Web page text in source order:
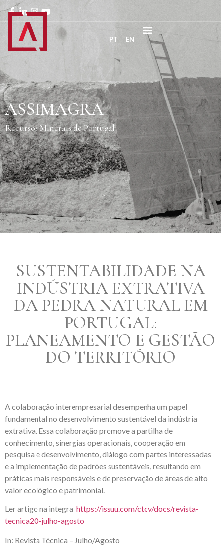
PT EN
ASSIMAGRA
Recursos Minerais de Portugal
SUSTENTABILIDADE NA
INDÚSTRIA EXTRATIVA
DA PEDRA NATURAL EM
PORTUGAL:
PLANEAMENTO E GESTÃO
DO TERRITÓRIO
A colaboração interempresarial desempenha um papel
fundamental no desenvolvimento sustentável da indústria
extrativa. Essa colaboração promove a partilha de
conhecimento, sinergias operacionais, cooperação em
pesquisa e desenvolvimento, diálogo com partes interessadas
e a implementação de padrões sustentáveis, resultando em
práticas mais responsáveis e de preservação de áreas de alto
valor ecológico e patrimonial.
Ler artigo na integra: https://issuu.com/ctcv/docs/revista-
tecnica20-julho-agosto
In: Revista Técnica – Julho/Agosto